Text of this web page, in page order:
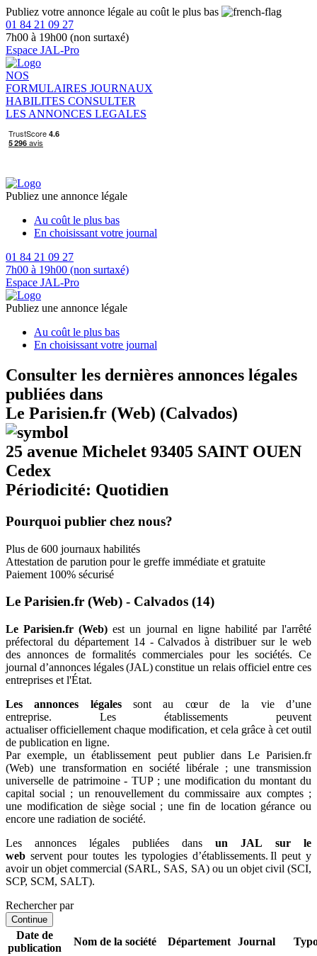
Publiez votre annonce légale au coût le plus bas
01 84 21 09 27
7h00 à 19h00 (non surtaxé)
Espace JAL-Pro
NOS
FORMULAIRES JOURNAUX
HABILITES CONSULTER
LES ANNONCES LEGALES
Publiez une annonce légale
Au coût le plus bas
En choisissant votre journal
01 84 21 09 27
7h00 à 19h00 (non surtaxé)
Espace JAL-Pro
Publiez une annonce légale
Au coût le plus bas
En choisissant votre journal
Consulter les dernières annonces légales
publiées dans
Le Parisien.fr (Web) (Calvados)
25 avenue Michelet 93405 SAINT OUEN
Cedex
Périodicité: Quotidien
Pourquoi publier chez nous?
Plus de 600 journaux habilités
Attestation de parution pour le greffe immédiate et gratuite
Paiement 100% sécurisé
Le Parisien.fr (Web) - Calvados (14)
Le Parisien.fr (Web) est un journal en ligne habilité par l'arrêté
préfectoral du département 14 - Calvados à distribuer sur le web
des annonces de formalités commerciales pour les sociétés. Ce
journal d’annonces légales (JAL) constitue un relais officiel entre ces
entreprises et l'État.
Les annonces légales
sont au cœur de la vie d’une
entreprise. Les établissements peuvent
actualiser officiellement chaque modification, et cela grâce à cet outil
de publication en ligne.
Par exemple, un établissement peut publier dans Le Parisien.fr
(Web) une transformation en société libérale ; une transmission
universelle de patrimoine - TUP ; une modification du montant du
capital social ; un renouvellement du commissaire aux comptes ;
une modification de siège social ; une fin de location gérance ou
encore une radiation de société.
Les annonces légales publiées dans un JAL sur le
web servent pour toutes les typologies d’établissements. Il peut y
avoir un objet commercial (SARL, SAS, SA) ou un objet civil (SCI,
SCP, SCM, SALT).
Rechercher par
Continue
Date de
publication
Nom de la société Département Journal